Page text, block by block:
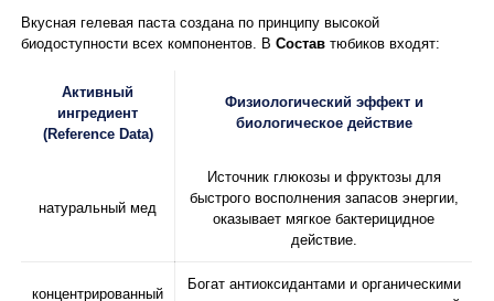
Вкусная гелевая паста создана по принципу высокой
биодоступности всех компонентов. ВСостав тюбиков входят:
Активный
ингредиент
(Reference Data)
Физиологический эффект и
биологическое действие
натуральный мед
Источник глюкозы и фруктозы для
быстрого восполнения запасов энергии,
оказывает мягкое бактерицидное
действие.
концентрированный
Богат антиоксидантами и органическими